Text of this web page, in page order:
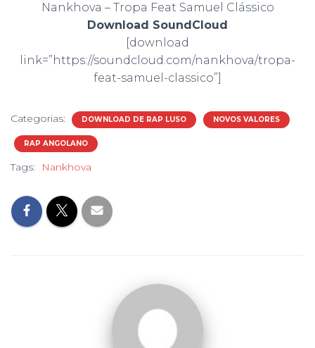
Nankhova – Tropa Feat Samuel Clássico
Download SoundCloud
[download
link=”https://soundcloud.com/nankhova/tropa-
feat-samuel-classico”]
Categorias: DOWNLOAD DE RAP LUSO NOVOS VALORES
RAP ANGOLANO
Tags: Nankhova